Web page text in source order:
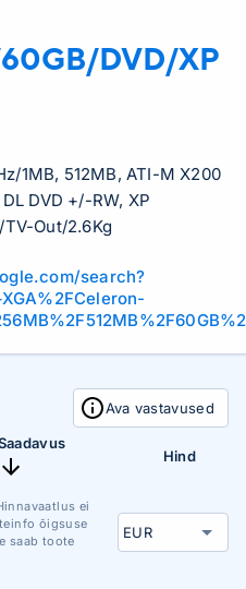
DVD/XP
1MB, 512MB, ATI-M X200
DVD +/-RW, XP
Out/2.6Kg
search?
Ava vastavused
Hind
ei
õigsuse
saab toote